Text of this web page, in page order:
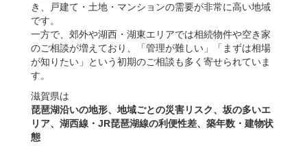
き、戸建て・土地・マンションの需要が非常に高い地域
です。
一方で、郊外や湖西・湖東エリアでは相続物件や空き家
のご相談が増えており、「管理が難しい」「まずは相場
が知りたい」という初期のご相談も多く寄せられていま
す。
滋賀県は
琵琶湖沿いの地形、地域ごとの災害リスク、坂の多いエ
リア、湖西線・JR琵琶湖線の利便性差、築年数・建物状
態